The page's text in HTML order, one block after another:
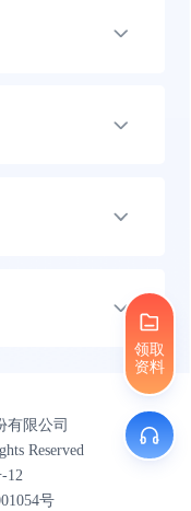
领取
资料
有限公司
Reserved
12
号